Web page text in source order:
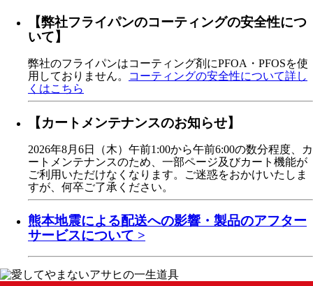
【弊社フライパンのコーティングの安全性につ
いて】
弊社のフライパンはコーティング剤にPFOA・PFOSを使
用しておりません。
コーティングの安全性について詳し
くはこちら
【カートメンテナンスのお知らせ】
2026年8月6日（木）午前1:00から午前6:00の数分程度、カ
ートメンテナンスのため、一部ページ及びカート機能が
ご利用いただけなくなります。ご迷惑をおかけいたしま
すが、何卒ご了承ください。
熊本地震による配送への影響・製品のアフター
サービスについて >